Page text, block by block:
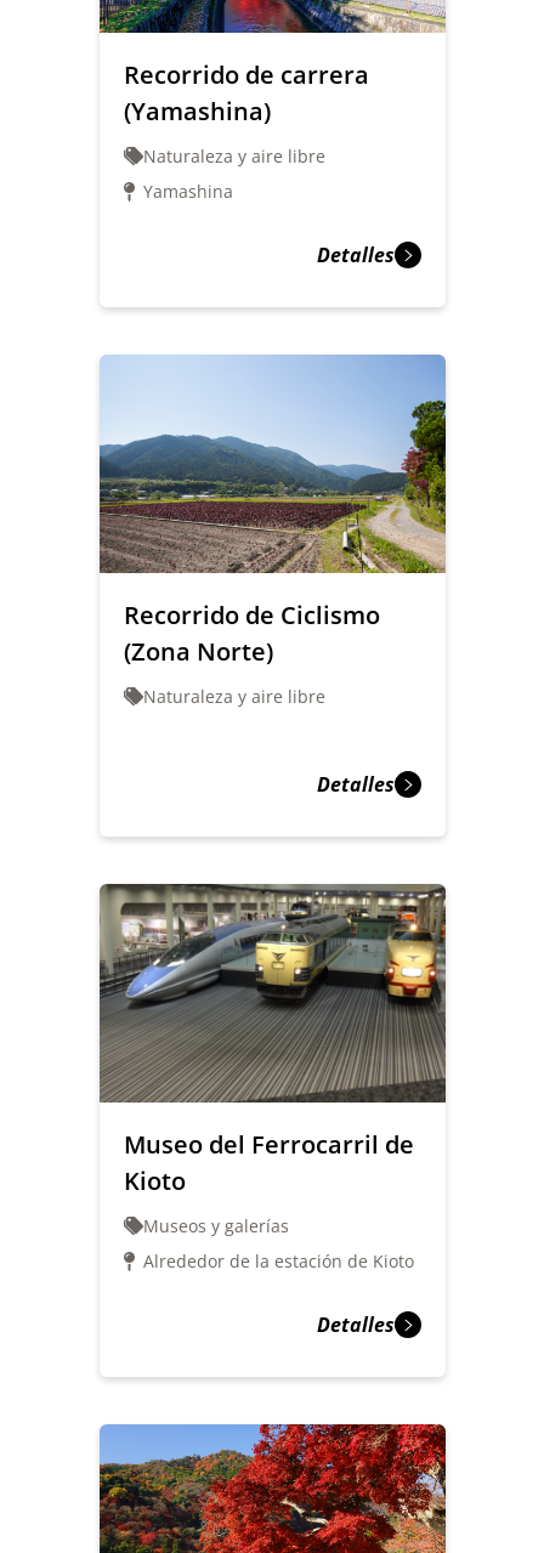
Recorrido de carrera
(Yamashina)
Naturaleza y aire libre
Yamashina
Detalles
Recorrido de Ciclismo
(Zona Norte)
Naturaleza y aire libre
Detalles
Museo del Ferrocarril de
Kioto
Museos y galerías
Alrededor de la estación de Kioto
Detalles